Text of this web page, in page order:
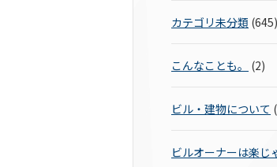
カテゴリ未分類 (645)
こんなことも。 (2)
ビル・建物について
ビルオーナーは楽じ